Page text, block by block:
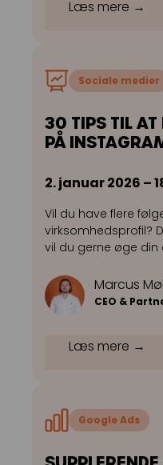
Læs mere →
Sociale medier
30 TIPS TIL AT
PÅ
2. januar 2026 –
Vil du have flere
virksomhedsprofil?
vil du gerne øge din
Marcus
CEO &
Læs mere →
Google Ads